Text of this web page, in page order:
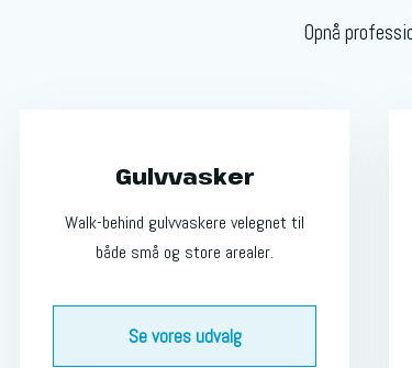
Opnå
Gulvvasker
Walk-behind gulvvaskere velegnet til
både små og store arealer.
Se vores udvalg